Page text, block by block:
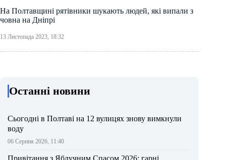
На Полтавщині рятівники шукають людей, які випали з
човна на Дніпрі
13 Листопада 2023, 18:32
Останні новини
Сьогодні в Полтаві на 12 вулицях знову вимкнули
воду
06 Серпня 2026, 11:40
Привітання з Яблучним Спасом 2026: гарні